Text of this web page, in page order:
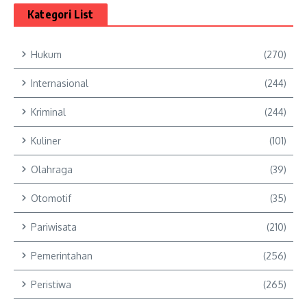
Kategori List
Hukum (270)
Internasional (244)
Kriminal (244)
Kuliner (101)
Olahraga (39)
Otomotif (35)
Pariwisata (210)
Pemerintahan (256)
Peristiwa (265)